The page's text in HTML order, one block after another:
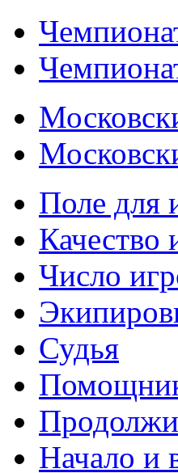
Поле для
Качество
Число
Судья
Начало и